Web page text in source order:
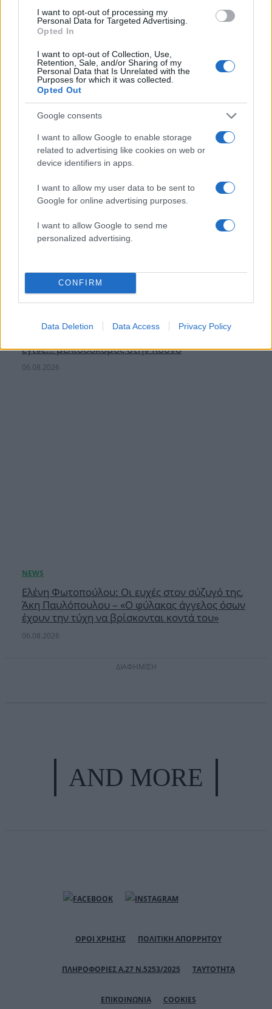
I want to opt-out of processing my
Personal Data for Targeted Advertising.
Opted In
I want to opt-out of Collection, Use,
Retention, Sale, and/or Sharing of my
Personal Data that Is Unrelated with the
Purposes for which it was collected.
Opted Out
Google consents
I want to allow Google to enable storage
related to advertising like cookies on web or
device identifiers in apps.
I want to allow my user data to be sent to
Google for online advertising purposes.
I want to allow Google to send me
personalized advertising.
CONFIRM
Data Deletion Data Access Privacy Policy
Μαρία Κορινθίου: «Αισθάνομαι μπουχτισμένη»
– Απαντάει για την αποχή της από τη
δημοσιότητα
06.08.2026
έγινε… μελισσοκόμος στην Κύθνο
06.08.2026
Ελένη Φωτοπούλου: Οι ευχές στον σύζυγό της,
Άκη Παυλόπουλου – «Ο φύλακας άγγελος όσων
έχουν την τύχη να βρίσκονται κοντά του»
06.08.2026
ΔΙΑΦΗΜΙΣΗ
AND MORE
ΟΡΟΙ ΧΡΗΣΗΣ ΠΟΛΙΤΙΚΗ ΑΠΟΡΡΗΤΟΥ
ΠΛΗΡΟΦΟΡΙΕΣ Α.27 Ν.5253/2025 ΤΑΥΤΟΤΗΤΑ
ΕΠΙΚΟΙΝΩΝΙΑ COOKIES